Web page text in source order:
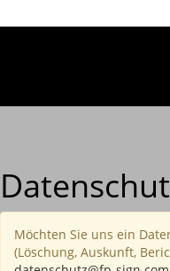
Möchten Sie uns ein
(Löschung, Auskunft,